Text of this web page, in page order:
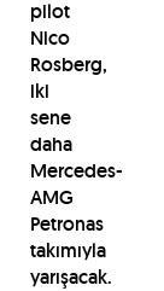
pilot
Nico
Rosberg,
iki
sene
daha
Mercedes-
AMG
Petronas
takımıyla
yarışacak.